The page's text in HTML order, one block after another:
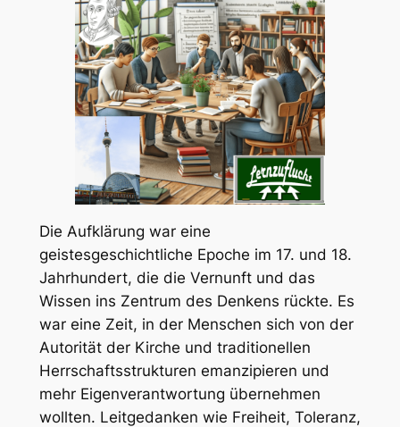
Die Aufklärung war eine
geistesgeschichtliche Epoche im 17. und 18.
Jahrhundert, die die Vernunft und das
Wissen ins Zentrum des Denkens rückte. Es
war eine Zeit, in der Menschen sich von der
Autorität der Kirche und traditionellen
Herrschaftsstrukturen emanzipieren und
mehr Eigenverantwortung übernehmen
wollten. Leitgedanken wie Freiheit, Toleranz,